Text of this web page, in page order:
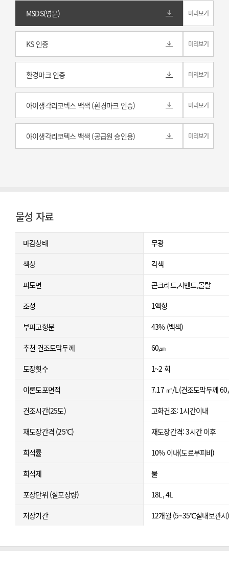
MSDS(영문) 미리보기
KS 인증 미리보기
환경마크 인증 미리보기
아이생각리코텍스 백색 (환경마크 인증) 미리보기
아이생각리코텍스 백색 (공급원 승인용) 미리보기
물성 자료
마감상태 무광
색상 각색
피도면 콘크리트,시멘트,몰탈
조성 1액형
부피고형분 43% (백색)
추천 건조도막두께 60㎛
도장횟수 1~2 회
이론도포면적 7.17 ㎡/L(건조도막두께
건조시간(25도) 고화건조: 1시간이내
재도장간격 (25℃) 재도장간격: 3시간 이후
희석률 10% 이내(도료부피비)
희석제 물
포장단위 (실포장량) 18L, 4L
저장기간 12개월 (5~35℃실내보관시)